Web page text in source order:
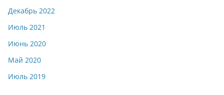
Декабрь 2022
Июль 2021
Июнь 2020
Май 2020
Июль 2019